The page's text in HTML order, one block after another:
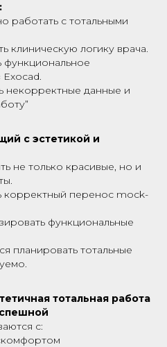
работать с тотальными
клиническую логику врача.
функциональное
некорректные данные и
с эстетикой и
не только красивые, но и
корректный перенос mock-
функциональные
планировать тотальные
тотальная работа
с: